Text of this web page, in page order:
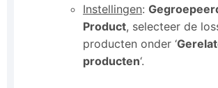
Instellingen:
Product, selecteer de
producten onder ‘
producten‘.